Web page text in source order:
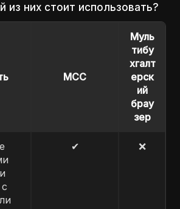
из них стоит использовать?
MCC
Муль
тибу
хгалт
ерск
ий
брау
зер
✔ ❌